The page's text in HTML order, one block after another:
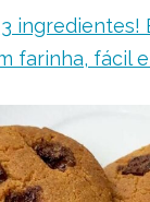
ingredientes!
farinha, fácil